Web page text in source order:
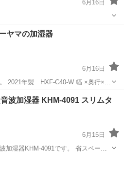
6月16日
家電 新品
ヤマの加湿器
6月16日
年製 HXF-C40-W 幅 ×奥行×
季節、空調家電
波加湿器 KHM-4091 スリムタ
6月15日
加湿器KHM-4091です。 省スペース